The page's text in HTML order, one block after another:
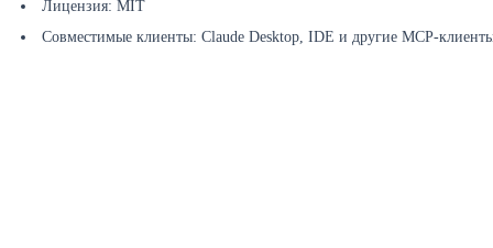
Лицензия: MIT
Совместимые клиенты: Claude Desktop, IDE и другие MCP-